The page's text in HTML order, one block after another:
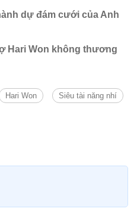
dự đám cưới của Anh
Hari Won không thương
Hari Won Siêu tài năng nhí